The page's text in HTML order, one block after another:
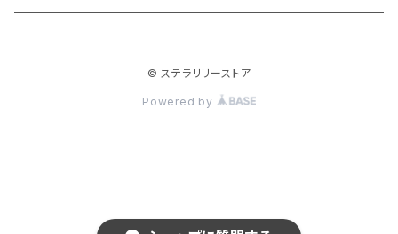
© ステラリリーストア
Powered by